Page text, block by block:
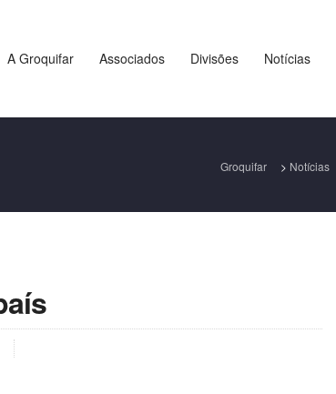
A Groquifar Associados Divisões Notícias
Groquifar > Notícias